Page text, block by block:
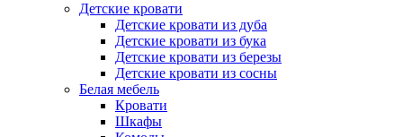
Детские кровати
Детские кровати из дуба
Детские кровати из бука
Детские кровати из березы
Детские кровати из сосны
Белая мебель
Кровати
Шкафы